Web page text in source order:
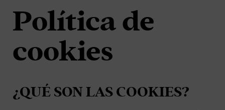
Política de
cookies
¿QUÉ SON LAS COOKIES?